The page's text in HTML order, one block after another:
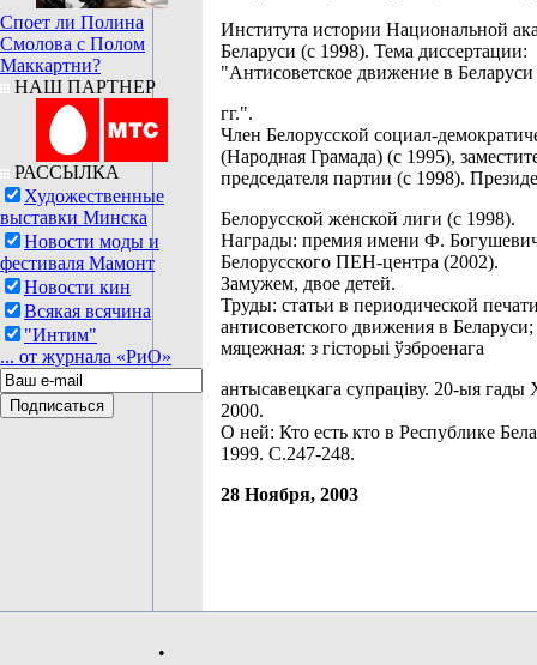
Споет ли Полина
Смолова с Полом
Маккартни?
НАШ ПАРТНЕР
РАССЫЛКА
Художественные
выставки Минска
Новости моды и
фестиваля Мамонт
Новости кин
Всякая всячина
"Интим"
... от журнала «РиО»
Института истории Национальной
Беларуси (с 1998). Тема диссертации:
"Антисоветское движение в
гг.".
Член Белорусской социал-
(Народная Грамада) (с 1995),
председателя партии (с 1998).
Белорусской женской лиги (с 1998).
Награды: премия имени Ф.
Белорусского ПЕН-центра (2002).
Замужем, двое детей.
Труды: статьи в периодической
антисоветского движения в Беларуси;
мяцежная: з гісторыі ўзброенага
антысавецкага супраціву. 20-ыя гады
2000.
О ней: Кто есть кто в Республике
1999. С.247-248.
28 Ноября, 2003
•